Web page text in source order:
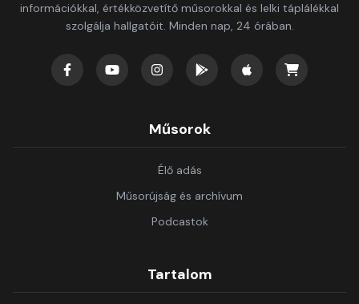
információkkal, értékközvetítő műsorokkal és lelki táplálékkal
szolgálja hallgatóit. Minden nap, 24 órában.
Műsorok
Élő adás
Műsorújság és archívum
Podcastok
Tartalom